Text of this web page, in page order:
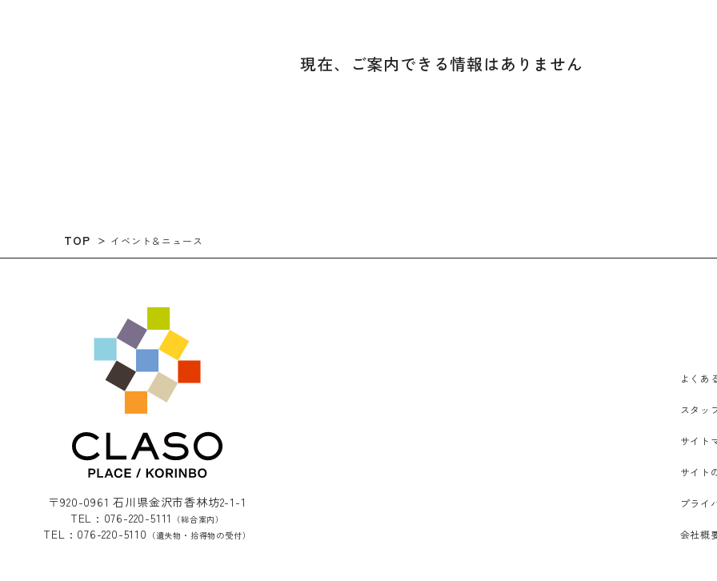
現在、ご案内できる情報はありません
TOP イベント＆ニュース
〒920-0961 石川県金沢市香林坊2-1-1
TEL : 076-220-5111
（総合案内）
TEL : 076-220-5110 （遺失物・拾得物の受付）
よくあ
スタッ
サイト
サイト
プライ
会社概